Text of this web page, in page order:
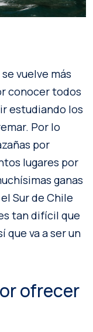
vuelve más
conocer todos
estudiando los
Por lo
por
lugares por
ganas
Sur de Chile
tan difícil que
que va a ser un
ofrecer